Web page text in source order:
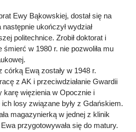
Ewy Bąkowskiej, dostał się na
ukończył wydział
politechnice. Zrobił doktorat i
śmierć w 1980 r. nie pozwoliła mu
Ewą zostały w 1948 r.
z AK i przeciwdziałanie Gwardii
karę więzienia w Opocznie i
losy związane były z Gdańskiem.
magazynierką w jednej z klinik
przygotowywała się do matury.